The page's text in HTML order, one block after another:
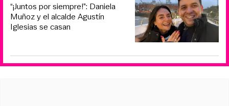
“¡Juntos por siempre!”: Daniela
Muñoz y el alcalde Agustín
Iglesias se casan